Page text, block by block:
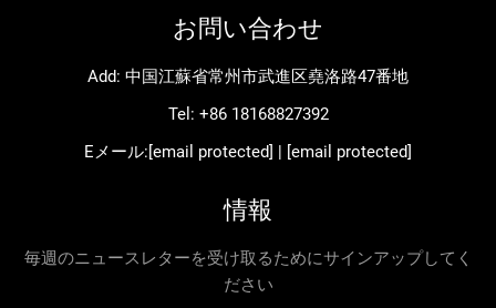
お問い合わせ
Add: 中国江蘇省常州市武進区堯洛路47番地
Tel: +86 18168827392
Eメール:[email protected] | [email protected]
情報
毎週のニュースレターを受け取るためにサインアップしてく
ださい